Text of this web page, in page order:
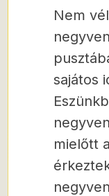
Nem
sajátos
mielőtt